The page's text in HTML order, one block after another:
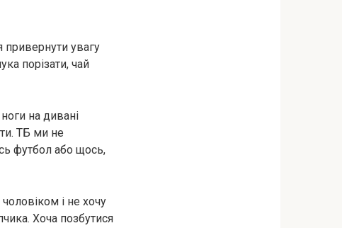
привернути увагу
порізати, чай
на дивані
ТБ ми не
футбол або щось,
і не хочу
Хоча позбутися